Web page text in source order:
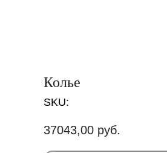
Колье
SKU:
37043,00 руб.